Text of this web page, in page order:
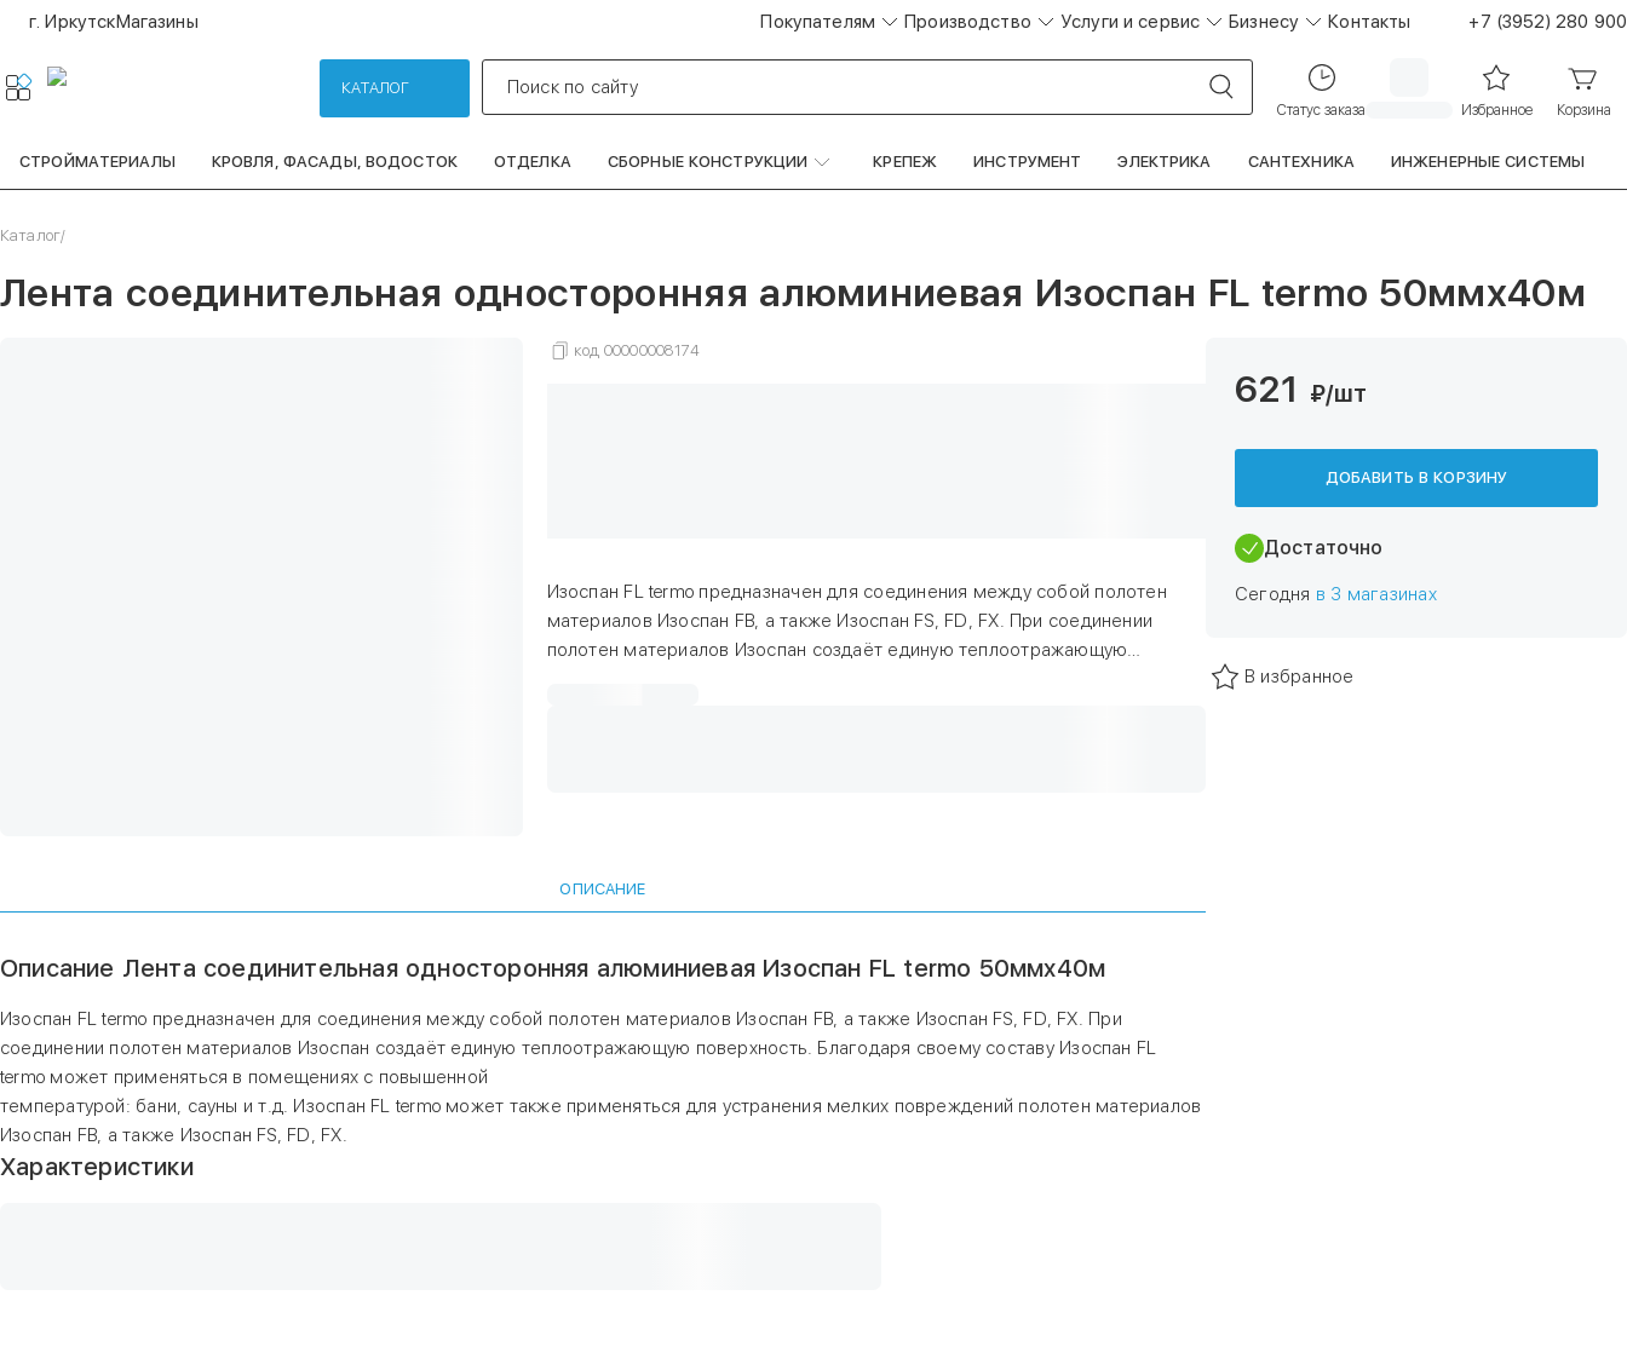
г. ИркутскМагазины Покупателям Производство Услуги и сервис Бизнесу Контакты +7 (3952) 280 900
КАТАЛОГ Поиск по сайту
Статус заказа Избранное Корзина
СТРОЙМАТЕРИАЛЫ КРОВЛЯ, ФАСАДЫ, ВОДОСТОК ОТДЕЛКА СБОРНЫЕ КОНСТРУКЦИИ КРЕПЕЖ ИНСТРУМЕНТ ЭЛЕКТРИКА САНТЕХНИКА ИНЖЕНЕРНЫЕ СИСТЕМЫ
Каталог/
Лента соединительная односторонняя алюминиевая Изоспан FL termo 50ммх40м
код00000008174
Изоспан FL termo предназначен для соединения между собой полотен
материалов Изоспан FB, а также Изоспан FS, FD, FX. При соединении
полотен материалов Изоспан создаёт единую теплоотражающую
ОПИСАНИЕ
Описание Лента соединительная односторонняя алюминиевая Изоспан FL termo 50ммх40м
Изоспан FL termo предназначен для соединения между собой полотен материалов Изоспан FB, а также Изоспан FS, FD, FX. При
соединении полотен материалов Изоспан создаёт единую теплоотражающую поверхность. Благодаря своему составу Изоспан FL
termo может применяться в помещениях с повышенной
температурой: бани, сауны и т.д. Изоспан FL termo может также применяться для устранения мелких повреждений полотен материалов
Изоспан FB, а также Изоспан FS, FD, FX.
Характеристики
621 ₽/шт
ДОБАВИТЬ В КОРЗИНУ
Достаточно
Сегодня в 3 магазинах
В избранное